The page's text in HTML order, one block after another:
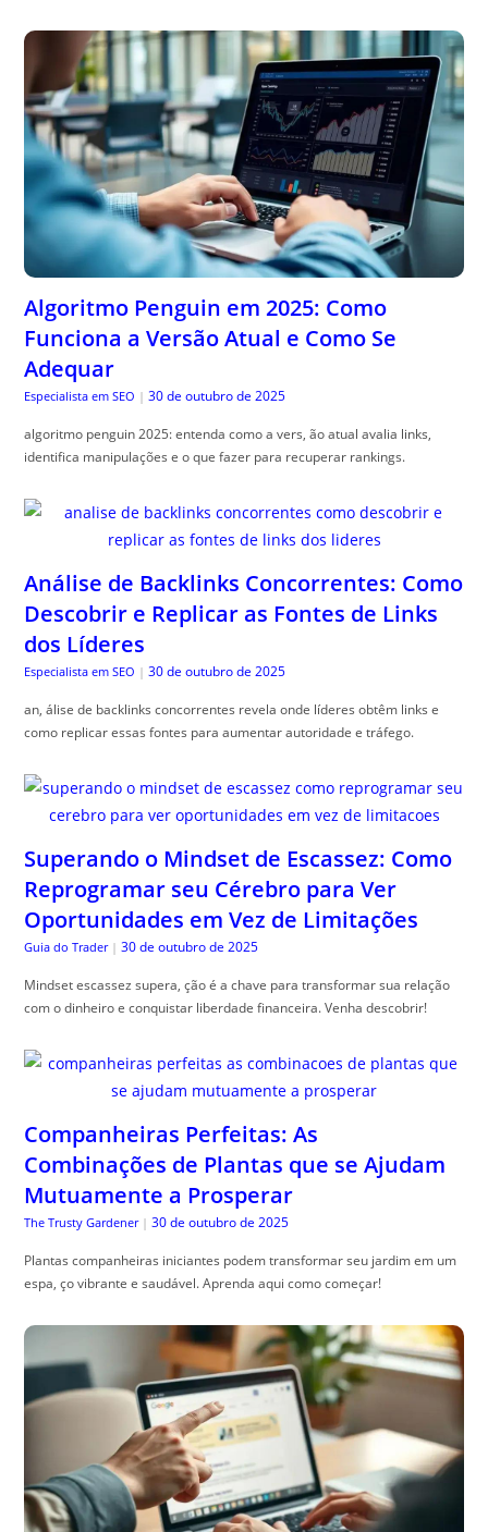
Algoritmo Penguin em 2025: Como
Funciona a Versão Atual e Como Se
Adequar
Especialista em SEO | 30 de outubro de 2025
algoritmo penguin 2025: entenda como a vers, ão atual avalia links,
identifica manipulações e o que fazer para recuperar rankings.
Análise de Backlinks Concorrentes: Como
Descobrir e Replicar as Fontes de Links
dos Líderes
Especialista em SEO | 30 de outubro de 2025
an, álise de backlinks concorrentes revela onde líderes obtêm links e
como replicar essas fontes para aumentar autoridade e tráfego.
Superando o Mindset de Escassez: Como
Reprogramar seu Cérebro para Ver
Oportunidades em Vez de Limitações
Guia do Trader | 30 de outubro de 2025
Mindset escassez supera, ção é a chave para transformar sua relação
com o dinheiro e conquistar liberdade financeira. Venha descobrir!
Companheiras Perfeitas: As
Combinações de Plantas que se Ajudam
Mutuamente a Prosperar
The Trusty Gardener | 30 de outubro de 2025
Plantas companheiras iniciantes podem transformar seu jardim em um
espa, ço vibrante e saudável. Aprenda aqui como começar!